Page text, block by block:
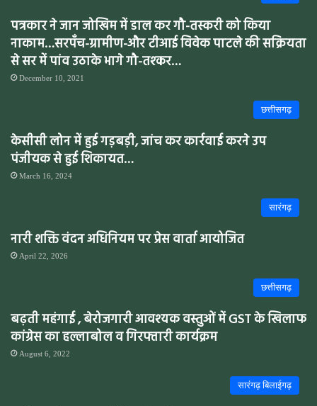
पत्रकार ने जान जोखिम में डाल कर गौ-तस्करी को किया
नाकाम…सरपँच-ग्रामीण-और टीआई विवेक पाटले की सक्रियता
से सर में पांव उठाके भागे गौ-तश्कर…
December 10, 2021
छत्तीसगढ़
केसीसी लोन में हुई गड़बड़ी, जांच कर कार्रवाई करने उप
पंजीयक से हुई शिकायत…
March 16, 2024
सारंगढ़
नारी शक्ति वंदन अधिनियम पर प्रेस वार्ता आयोजित
April 22, 2026
छत्तीसगढ़
बढ़ती महंगाई , बेरोजगारी आवश्यक वस्तुओं में GST के खिलाफ
कांग्रेस का हल्लाबोल व गिरफ्तारी कार्यक्रम
August 6, 2022
सारंगढ़ बिलाईगढ़